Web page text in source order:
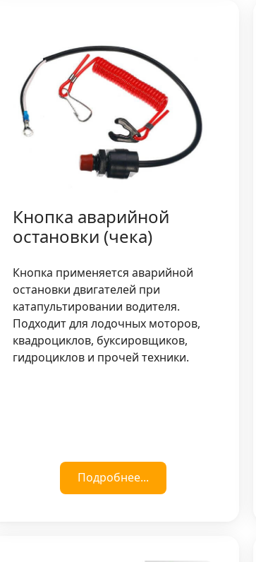
Кнопка аварийной
остановки (чека)
Кнопка применяется аварийной
остановки двигателей при
катапультировании водителя.
Подходит для лодочных моторов,
квадроциклов, буксировщиков,
гидроциклов и прочей техники.
Подробнее...